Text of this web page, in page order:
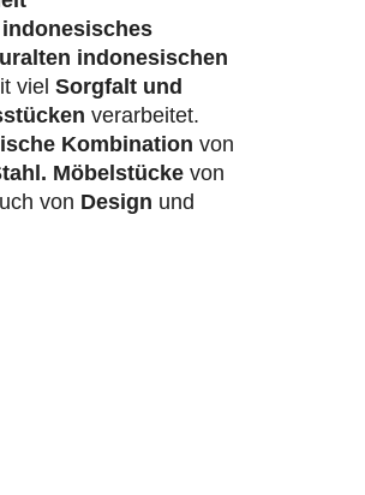
uralten indonesischen
viel Sorgfalt und
verarbeitet.
Kombination von
Möbelstücke von
von Design und